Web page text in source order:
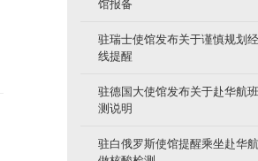
馆报备
驻瑞士使馆发布关于谨慎规划
线提醒
驻德国大使馆发布关于赴华航
测说明
驻白俄罗斯使馆提醒乘坐赴华